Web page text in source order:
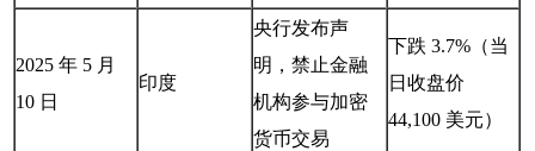
2025 年 5 月
10 日
印度
央行发布声
明，禁止金融
机构参与加密
货币交易
下跌 3.7%（当
日收盘价
44,100 美元）